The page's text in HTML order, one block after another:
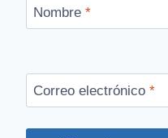
Nombre *
Correo electrónico *